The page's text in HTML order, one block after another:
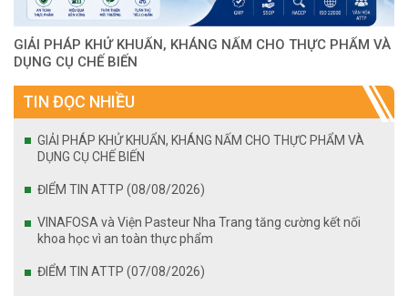
GIẢI PHÁP KHỬ KHUẨN, KHÁNG NẤM CHO THỰC PHẨM VÀ
DỤNG CỤ CHẾ BIẾN
TIN ĐỌC NHIỀU
GIẢI PHÁP KHỬ KHUẨN, KHÁNG NẤM CHO THỰC PHẨM VÀ
DỤNG CỤ CHẾ BIẾN
ĐIỂM TIN ATTP (08/08/2026)
VINAFOSA và Viện Pasteur Nha Trang tăng cường kết nối
khoa học vì an toàn thực phẩm
ĐIỂM TIN ATTP (07/08/2026)